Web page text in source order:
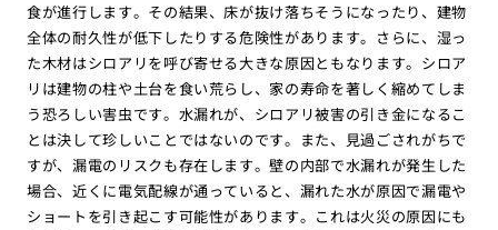
食が進行します。その結果、床が抜け落ちそうになったり、建物
全体の耐久性が低下したりする危険性があります。さらに、湿っ
た木材はシロアリを呼び寄せる大きな原因ともなります。シロア
リは建物の柱や土台を食い荒らし、家の寿命を著しく縮めてしま
う恐ろしい害虫です。水漏れが、シロアリ被害の引き金になるこ
とは決して珍しいことではないのです。また、見過ごされがちで
すが、漏電のリスクも存在します。壁の内部で水漏れが発生した
場合、近くに電気配線が通っていると、漏れた水が原因で漏電や
ショートを引き起こす可能性があります。これは火災の原因にも